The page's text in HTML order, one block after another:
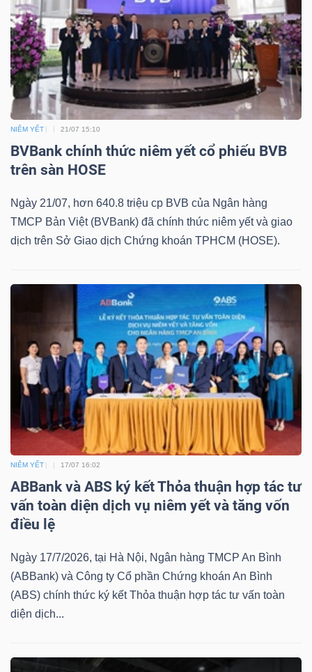
NIÊM YẾT 21/07 15:10
BVBank chính thức niêm yết cổ phiếu BVB
trên sàn HOSE
Ngày 21/07, hơn 640.8 triệu cp BVB của Ngân hàng
TMCP Bản Việt (BVBank) đã chính thức niêm yết và giao
dịch trên Sở Giao dịch Chứng khoán TPHCM (HOSE).
NIÊM YẾT 17/07 16:02
ABBank và ABS ký kết Thỏa thuận hợp tác tư
vấn toàn diện dịch vụ niêm yết và tăng vốn
điều lệ
Ngày 17/7/2026, tại Hà Nội, Ngân hàng TMCP An Bình
(ABBank) và Công ty Cổ phần Chứng khoán An Bình
(ABS) chính thức ký kết Thỏa thuận hợp tác tư vấn toàn
diện dịch...
(-)
Tất cả Người nội bộ Người liên quan Cổ đông lớn
Tin
tức
(-)
Bài
của
tác
giả
phân
tích
(-)
Thuật
(-)
Dịch
(-)
Đào